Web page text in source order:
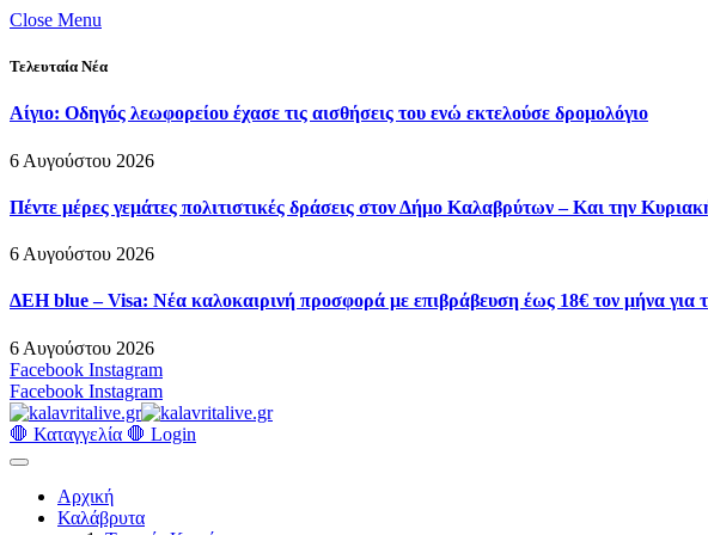
Close Menu
Τελευταία Νέα
Αίγιο: Οδηγός λεωφορείου έχασε τις αισθήσεις του ενώ εκτελούσε δρομολόγιο
6 Αυγούστου 2026
Πέντε μέρες γεμάτες πολιτιστικές δράσεις στον Δήμο Καλαβρύτων – Και την
6 Αυγούστου 2026
ΔΕΗ blue – Visa: Νέα καλοκαιρινή προσφορά με επιβράβευση έως 18€ τον μήνα για
6 Αυγούστου 2026
Facebook Instagram
Facebook Instagram
🛑 Καταγγελία 🛑 Login
Αρχική
Καλάβρυτα